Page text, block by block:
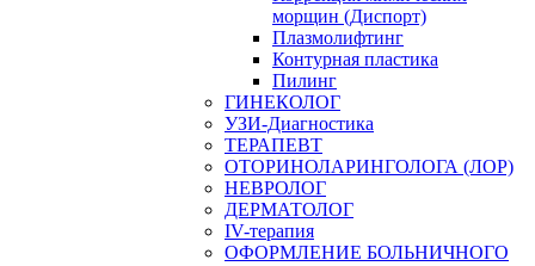
морщин (Диспорт)
Плазмолифтинг
Контурная пластика
Пилинг
ГИНЕКОЛОГ
УЗИ-Диагностика
ТЕРАПЕВТ
ОТОРИНОЛАРИНГОЛОГА (ЛОР)
НЕВРОЛОГ
ДЕРМАТОЛОГ
IV-терапия
ОФОРМЛЕНИЕ БОЛЬНИЧНОГО